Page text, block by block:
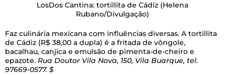
LosDos Cantina: tortillita de Cádiz (Helena
Rubano/Divulgação)
Faz culinária mexicana com influências diversas. A tortillita
de Cádiz (R$ 38,00 a dupla) é a fritada de vôngole,
bacalhau, canjica e emulsão de pimenta-de-cheiro e
epazote. Rua Doutor Vila Nova, 150, Vila Buarque, tel.
97669-0577. $